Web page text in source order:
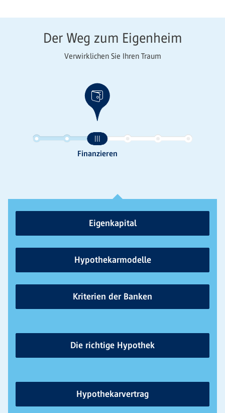
Der Weg zum Eigenheim
Verwirklichen Sie Ihren Traum
Eigenkapital
Hypothekarmodelle
Kriterien der Banken
Die richtige Hypothek
Hypothekarvertrag